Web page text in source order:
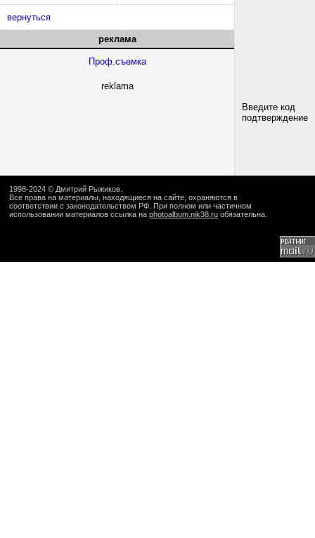
вернуться
реклама
Проф.съемка
reklama
Введите код
подтверждение
1998-2024 © Дмитрий Рыжиков
Все права на материалы, находящиеся на сайте, охраняются в
соответствии с законодательством РФ. При полном или частичном
использовании материалов ссылка на photoalbum.nik38.ru обязательна.